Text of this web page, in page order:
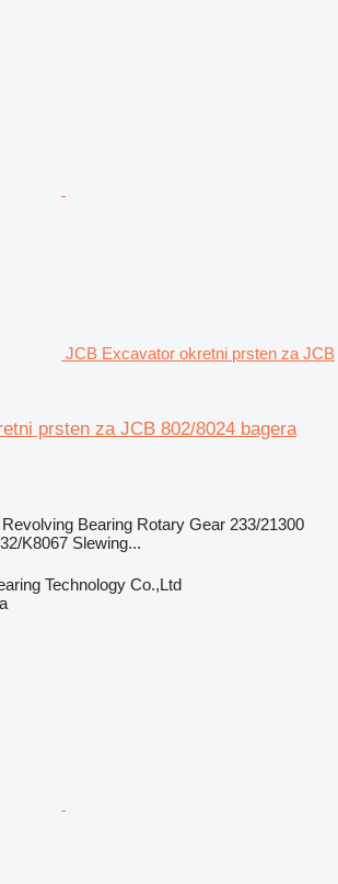
JCB Excavator okretni prsten za JCB
prsten za JCB 802/8024 bagera
Bearing Rotary Gear 233/21300
K8067 Slewing...
Technology Co.,Ltd